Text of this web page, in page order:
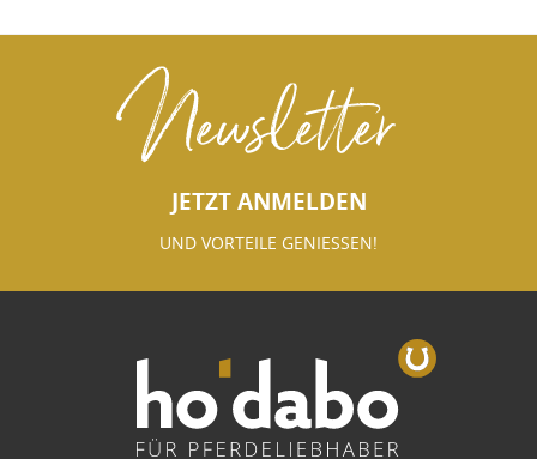
Newsletter
JETZT ANMELDEN
UND VORTEILE GENIESSEN!